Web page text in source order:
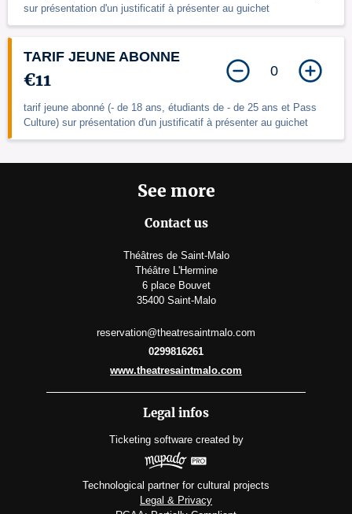
sur présentation d'un justificatif à présenter au guichet
TARIF JEUNE ABONNE
€11
tarif jeune abonné (- de 18 ans, étudiants de - de 25 ans et Pass
Culture) sur présentation d'un justificatif à présenter au guichet
0
See more
Contact us
Théâtres de Saint-Malo
Théâtre L'Hermine
6 place Bouvet
35400 Saint-Malo
reservation@theatresaintmalo.com
0299816261
www.theatresaintmalo.com
Legal infos
Ticketing software created by
Technological partner for cultural projects
Legal & Privacy